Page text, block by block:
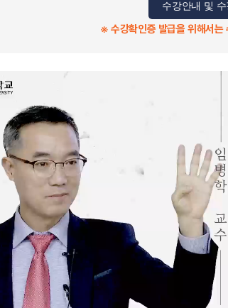
수강안내 및 수
※ 수강확인증 발급을 위해서는